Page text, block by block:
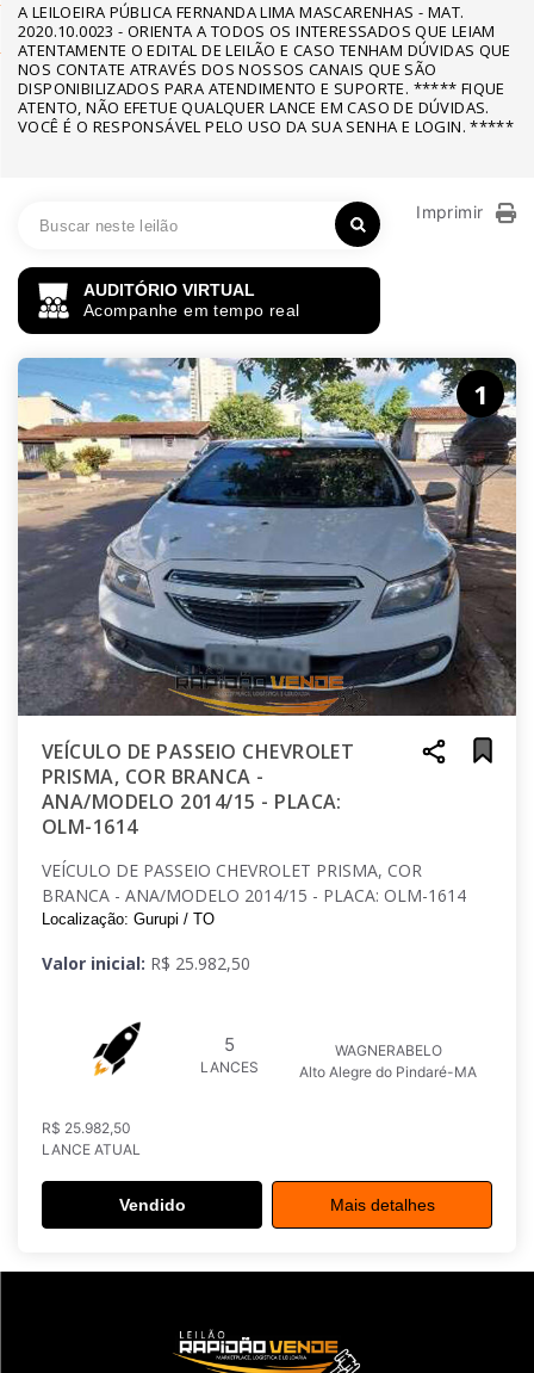
A LEILOEIRA PÚBLICA FERNANDA LIMA MASCARENHAS - MAT.
2020.10.0023 - ORIENTA A TODOS OS INTERESSADOS QUE LEIAM
ATENTAMENTE O EDITAL DE LEILÃO E CASO TENHAM DÚVIDAS QUE
NOS CONTATE ATRAVÉS DOS NOSSOS CANAIS QUE SÃO
DISPONIBILIZADOS PARA ATENDIMENTO E SUPORTE. ***** FIQUE
ATENTO, NÃO EFETUE QUALQUER LANCE EM CASO DE DÚVIDAS.
VOCÊ É O RESPONSÁVEL PELO USO DA SUA SENHA E LOGIN. *****
AUDITÓRIO VIRTUAL
Acompanhe em tempo real
Imprimir
1
VEÍCULO DE PASSEIO CHEVROLET
PRISMA, COR BRANCA -
ANA/MODELO 2014/15 - PLACA:
OLM-1614
VEÍCULO DE PASSEIO CHEVROLET PRISMA, COR
BRANCA - ANA/MODELO 2014/15 - PLACA: OLM-1614
Localização: Gurupi / TO
Valor inicial: R$ 25.982,50
5
LANCES
WAGNERABELO
Alto Alegre do Pindaré-MA
R$ 25.982,50
LANCE ATUAL
Vendido Mais detalhes